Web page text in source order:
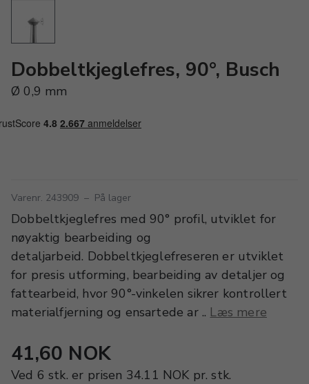
Dobbeltkjeglefres, 90°, Busch
Ø 0,9 mm
Varenr. 243909 – På lager
Dobbeltkjeglefres med 90° profil, utviklet for
nøyaktig bearbeiding og
detaljarbeid. Dobbeltkjeglefreseren er utviklet
for presis utforming, bearbeiding av detaljer og
fattearbeid, hvor 90°-vinkelen sikrer kontrollert
materialfjerning og ensartede ar .. Læs mere
41,60 NOK
Ved 6 stk. er prisen 34.11 NOK pr.stk.